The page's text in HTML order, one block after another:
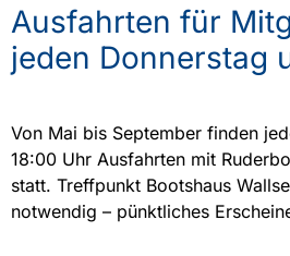
Ausfahrten für
jeden Donnerstag
Von Mai bis September finden
18:00 Uhr Ausfahrten mit
statt. Treffpunkt Bootshaus
notwendig – pünktliches